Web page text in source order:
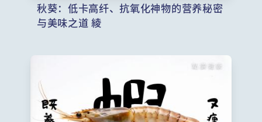
秋葵：低卡高纤、抗氧化神物的营养秘密
与美味之道 綾